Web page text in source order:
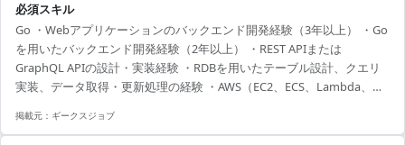
イクロサービス開発に加え、AWSやGraphQLといったモダンな環境で
の実務経験は、市場価値を飛躍的に高めます。 特に、数千万規模のビ
ッグデータを扱うシステムの設計・最適化スキルは、今後あらゆるハ
イレイヤー案件で重宝される経験を積むことができる案件です。
必須スキル
Go ・Webアプリケーションのバックエンド開発経験（3年以上） ・Go
を用いたバックエンド開発経験（2年以上） ・REST APIまたは
GraphQL APIの設計・実装経験 ・RDBを用いたテーブル設計、クエリ
実装、データ取得・更新処理の経験 ・AWS（EC2、ECS、Lambda、
仕様を整理し実装できる能力
掲載元： ギークスジョブ